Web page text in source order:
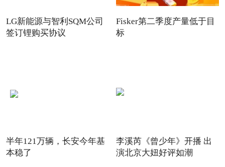
LG新能源与智利SQM公司
签订锂购买协议
Fisker第二季度产量低于目
标
半年121万辆，长安今年基
本稳了
李溪芮《曾少年》开播 出
演北京大妞好评如潮